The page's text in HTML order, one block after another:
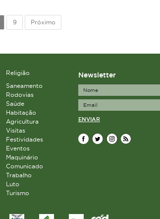
9 Próximo
Religião
Saneamento
Rodovias
Saúde
Habitação
Agricultura
Visitas
Festividades
Eventos
Maquinário
Comunicado
Trabalho
Luto
Turismo
Newsletter
ENVIAR